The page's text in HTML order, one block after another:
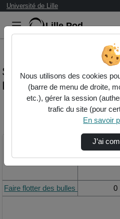
Université de Lille
Lille.Pod
Statistiques de
Faire flotter des bulles
Modifier la période de
Vue de la
Faire flotter des bulles de savon 0
Nous utilisons des cookies
(barre de menu de droite,
etc.), gérer la session
trafic du site (pour
En savoir
J’ai